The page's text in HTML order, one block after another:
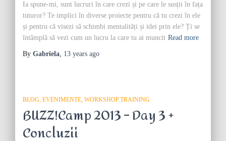
Ia spune-mi, sunt lucruri în care crezi și pe care le susții în fața
tuturor? Te implici în diverse proiecte pentru că tu crezi în ele
și pentru că visezi să schimbi mentalități și idei prin ele? Ți se
întâmplă să vezi cum un lucru la care tu ai muncit Read more
By Gabriela, 13 years ago
BLOG EVENIMENTE WORKSHOP.TRAINING
BUZZ!Camp 2013 – Day 3 +
Concluzii